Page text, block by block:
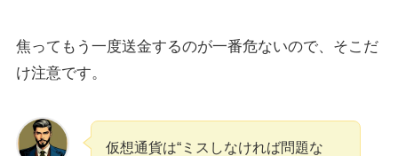
焦ってもう一度送金するのが一番危ないので、そこだ
け注意です。
仮想通貨は“ミスしなければ問題な